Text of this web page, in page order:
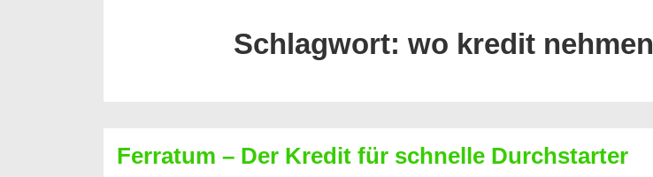
Schlagwort: wo kredit nehmen
Ferratum – Der Kredit für schnelle Durchstarter